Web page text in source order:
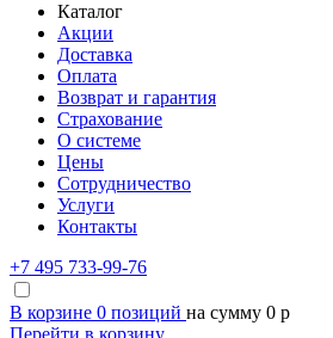
Каталог
Акции
Доставка
Оплата
Возврат и гарантия
Страхование
О системе
Цены
Сотрудничество
Услуги
Контакты
+7 495 733-99-76
В корзине 0 позиций на сумму 0 p
Перейти в корзину